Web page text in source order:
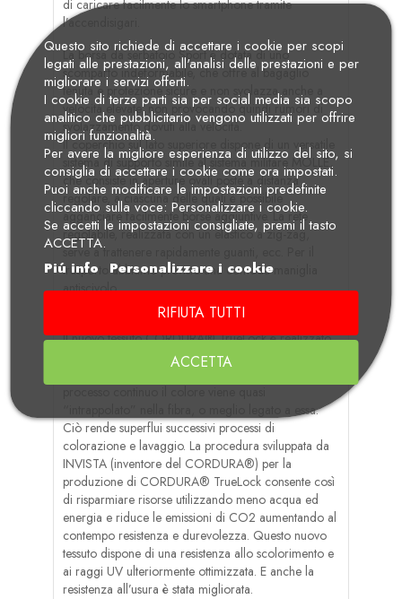
di caricare facilmente lo smartphone tramite
l’accendisigari.
La borsa da serbatoio Sport è dotata di uno
scomparto indeformabile, che offre al bagaglio
tenuta e protezione sicure e non svolazza anche a
velocità elevate, non provocando quindi rumori di
svolazzamento dovuti alla velocità.
Il coperchio sul lato superiore dispone di un versatile
sistema di supporto simile al sistema militare MOLLE,
che consiste in aperture ovali poste a distanza
regolare, a ciascuna delle quali è possibile
agganciare facilmente borse aggiuntive. La rete
regolabile, realizzata con un elastico a zig-zag,
serve a trattenere rapidamente guanti, ecc. Per il
trasporto abbiamo previsto una comoda maniglia
antiscivolo.
Wunderlich BLAU con l'esempio dei tessuti sostenibili
Il nuovo tessuto CORDURA® TrueLock è realizzato
in resistenti fibre di nylon 6,6 multifilamento,
“intrappolato” nella fibra, o meglio legato a essa.
Ciò rende superflui successivi processi di
colorazione e lavaggio. La procedura sviluppata da
INVISTA (inventore del CORDURA®) per la
produzione di CORDURA® TrueLock consente così
di risparmiare risorse utilizzando meno acqua ed
energia e riduce le emissioni di CO2 aumentando al
contempo resistenza e durevolezza. Questo nuovo
tessuto dispone di una resistenza allo scolorimento e
ai raggi UV ulteriormente ottimizzata. E anche la
resistenza all’usura è stata migliorata.
Questo sito richiede di accettare i cookie per scopi
legati alle prestazioni, all'analisi delle prestazioni e per
migliorare i servizi offerti.
I cookie di terze parti sia per social media sia scopo
analitico che pubblicitario vengono utilizzati per offrire
migliori funzionalità.
Per avere la migliore esperienza di utilizzo del sito, si
consiglia di accettare i cookie come ora impostati.
Puoi anche modificare le impostazioni predefinite
cliccando sulla voce: Personalizzare i cookie.
Se accetti le impostazioni consigliate, premi il tasto
ACCETTA.
Piú info
Personalizzare i cookie
RIFIUTA TUTTI
ACCETTA